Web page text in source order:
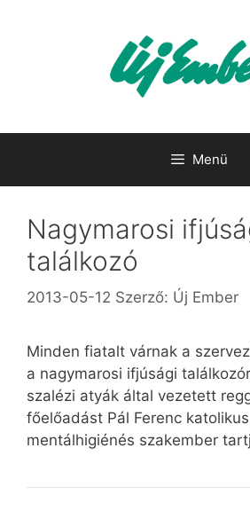
Menü
Nagymarosi
találkozó
2013-05-12 Szerző: Új Ember
Minden fiatalt várnak a
a nagymarosi ifjúsági
szalézi atyák által vezetett
főelőadást Pál Ferenc
mentálhigiénés szakember